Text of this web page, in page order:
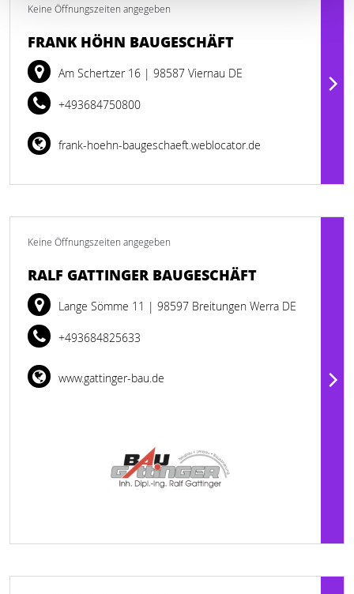
Keine Öffnungszeiten angegeben
FRANK HÖHN BAUGESCHÄFT
Am Schertzer 16 | 98587 Viernau DE
+493684750800
frank-hoehn-baugeschaeft.weblocator.de
Keine Öffnungszeiten angegeben
RALF GATTINGER BAUGESCHÄFT
Lange Sömme 11 | 98597 Breitungen Werra DE
+493684825633
www.gattinger-bau.de